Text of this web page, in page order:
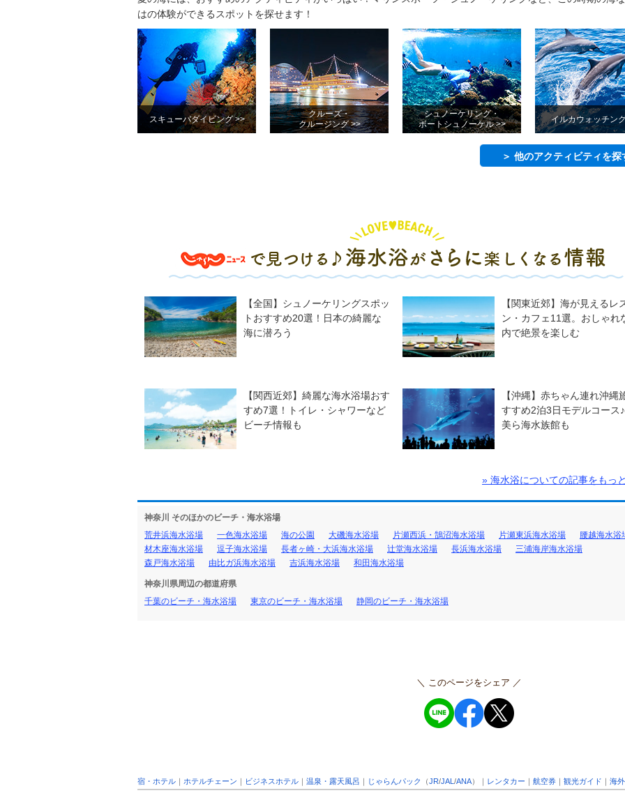
はの体験ができるスポットを探せます！
スキューバダイビング >>
クルーズ・
クルージング >>
シュノーケリング・
ボートシュノーケル >>
イルカウォッチン
＞ 他のアクティビティを探
【全国】シュノーケリングスポッ
トおすすめ20選！日本の綺麗な
海に潜ろう
【関東近郊】海が見えるレ
ン・カフェ11選。おしゃれ
内で絶景を楽しむ
【関西近郊】綺麗な海水浴場おす
すめ7選！トイレ・シャワーなど
ビーチ情報も
【沖縄】赤ちゃん連れ沖縄
すすめ2泊3日モデルコース
美ら海水族館も
» 海水浴についての記事をもっ
神奈川 そのほかのビーチ・海水浴場
荒井浜海水浴場
一色海水浴場 海の公園 大磯海水浴場 片瀬西浜・鵠沼海水浴場 片瀬東浜海水浴場
腰越海水浴
材木座海水浴場
逗子海水浴場 長者ヶ崎・大浜海水浴場 辻堂海水浴場 長浜海水浴場
三浦海岸海水浴場
森戸海水浴場
由比ガ浜海水浴場 吉浜海水浴場 和田海水浴場
神奈川県周辺の都道府県
千葉のビーチ・海水浴場
東京のビーチ・海水浴場 静岡のビーチ・海水浴場
＼ このページをシェア ／
宿・ホテル ｜ ホテルチェーン ｜ ビジネスホテル ｜ 温泉・露天風呂 ｜ じゃらんパック （JR/JAL /ANA）｜ レンタカー ｜ 航空券 ｜ 観光ガイド ｜ 海外